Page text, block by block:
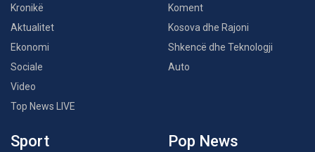
Kronikë
Aktualitet
Ekonomi
Sociale
Video
Top News LIVE
Koment
Kosova dhe Rajoni
Shkencë dhe Teknologji
Auto
Sport Pop News